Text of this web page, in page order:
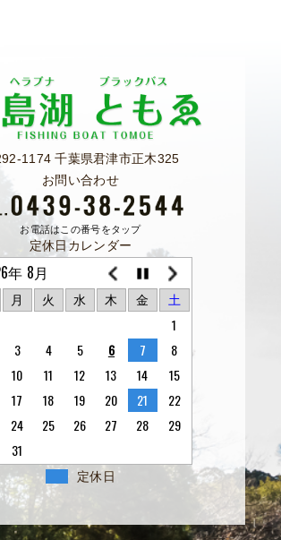
1174 千葉県君津市正木325
お問い合わせ
お電話はこの番号をタップ
定休日カレンダー
年 8月
月 火 水 木 金 土
1
3 4 5 6 7
8
10 11 12 13 14
15
17 18 19 20 21
22
24 25 26 27 28
29
31
定休日